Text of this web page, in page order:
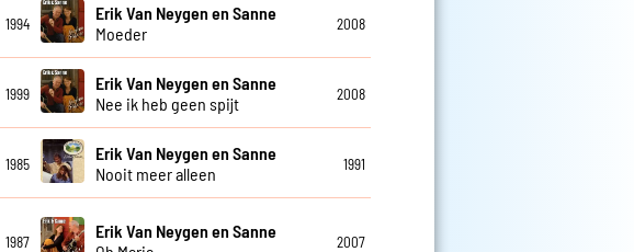
1994
Erik Van Neygen en Sanne
Moeder
2008
1999
Erik Van Neygen en Sanne
Nee ik heb geen spijt
2008
1985
Erik Van Neygen en Sanne
Nooit meer alleen
1991
1987
Erik Van Neygen en Sanne
2007